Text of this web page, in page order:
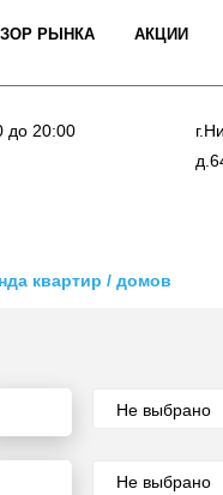
квартир / домов
РЫНКА АКЦИИ
до 20:00